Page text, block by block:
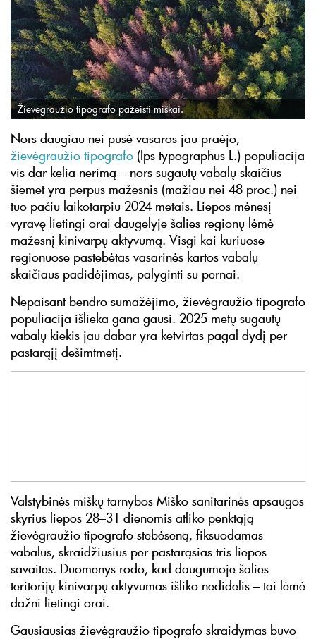
Žievėgraužio tipografo pažeisti miškai.
Nors daugiau nei pusė vasaros jau praėjo,
žievėgraužio tipografo (Ips typographus L.) populiacija
vis dar kelia nerimą – nors sugautų vabalų skaičius
šiemet yra perpus mažesnis (mažiau nei 48 proc.) nei
tuo pačiu laikotarpiu 2024 metais. Liepos mėnesį
vyravę lietingi orai daugelyje šalies regionų lėmė
mažesnį kinivarpų aktyvumą. Visgi kai kuriuose
regionuose pastebėtas vasarinės kartos vabalų
skaičiaus padidėjimas, palyginti su pernai.
Nepaisant bendro sumažėjimo, žievėgraužio tipografo
populiacija išlieka gana gausi. 2025 metų sugautų
vabalų kiekis jau dabar yra ketvirtas pagal dydį per
pastarąjį dešimtmetį.
Valstybinės miškų tarnybos Miško sanitarinės apsaugos
skyrius liepos 28–31 dienomis atliko penktąją
žievėgraužio tipografo stebėseną, fiksuodamas
vabalus, skraidžiusius per pastarąsias tris liepos
savaites. Duomenys rodo, kad daugumoje šalies
teritorijų kinivarpų aktyvumas išliko nedidelis – tai lėmė
dažni lietingi orai.
Gausiausias žievėgraužio tipografo skraidymas buvo